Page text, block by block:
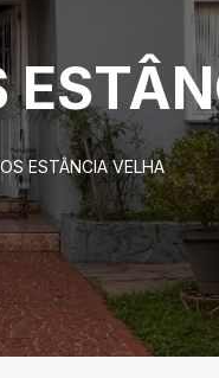
ESTÂNCIA VELHA